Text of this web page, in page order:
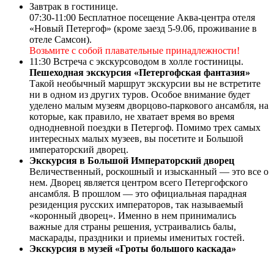
Завтрак в гостинице.
07:30-11:00 Бесплатное посещение Аква-центра отеля
«Новый Петергоф» (кроме заезд 5-9.06, проживание в
отеле Самсон).
Возьмите с собой плавательные принадлежности!
11:30 Встреча с экскурсоводом в холле гостиницы.
Пешеходная экскурсия «Петергофская фантазия»
Такой необычный маршрут экскурсии вы не встретите
ни в одном из других туров. Особое внимание будет
уделено малым музеям дворцово-паркового ансамбля, на
которые, как правило, не хватает время во время
однодневной поездки в Петергоф. Помимо трех самых
интересных малых музеев, вы посетите и Большой
императорский дворец.
Экскурсия в Большой Императорский дворец
Величественный, роскошный и изысканный — это все о
нем. Дворец является центром всего Петергофского
ансамбля. В прошлом — это официальная парадная
резиденция русских императоров, так называемый
«коронный дворец». Именно в нем принимались
важные для страны решения, устраивались балы,
маскарады, праздники и приемы именитых гостей.
Экскурсия в музей «Гроты большого каскада»